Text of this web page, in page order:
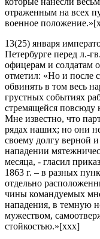
отраженным на всех
военное
13(25) января
Петербурге перед л.-
офицерам и солдатам
отметил: «Но и после
обвинять в том весь
грустных событиях
стремящейся повсюду
Мне известно, что
рядах наших; но они
своему долгу верной
нападении
месяца, - гласил
1863 г. – в разных
отдельно
чины командуемых
нападения, в темную
мужеством,
стойкостью.»[xxx]